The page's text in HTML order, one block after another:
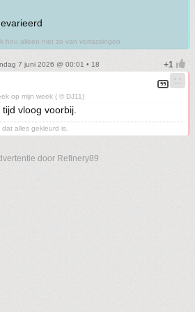
hou alleen niet zo van verrassingen
7 juni 2026 @ 00:01 • 18
op mijn week ( © DJ11)
vloog voorbij.
alles gekleurd is.
door Refinery89